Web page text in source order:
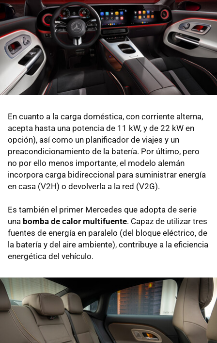
En cuanto a la carga doméstica, con corriente alterna,
acepta hasta una potencia de 11 kW, y de 22 kW en
opción), así como un planificador de viajes y un
preacondicionamiento de la batería. Por último, pero
no por ello menos importante, el modelo alemán
incorpora carga bidireccional para suministrar energía
en casa (V2H) o devolverla a la red (V2G).
Es también el primer Mercedes que adopta de serie
una bomba de calor multifuente. Capaz de utilizar tres
fuentes de energía en paralelo (del bloque eléctrico, de
la batería y del aire ambiente), contribuye a la eficiencia
energética del vehículo.